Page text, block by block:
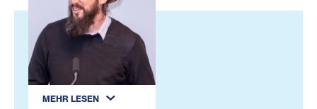
MEHR LESEN